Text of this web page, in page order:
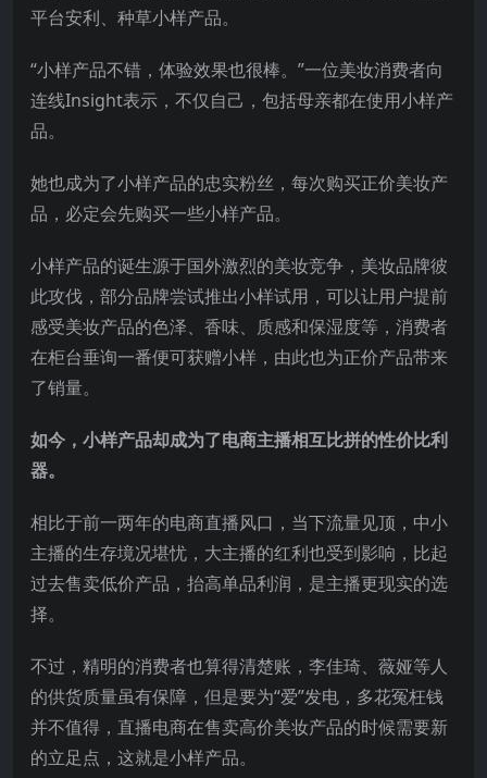
平台安利、种草小样产品。
“小样产品不错，体验效果也很棒。”一位美妆消费者向
连线Insight表示，不仅自己，包括母亲都在使用小样产
品。
她也成为了小样产品的忠实粉丝，每次购买正价美妆产
品，必定会先购买一些小样产品。
小样产品的诞生源于国外激烈的美妆竞争，美妆品牌彼
此攻伐，部分品牌尝试推出小样试用，可以让用户提前
感受美妆产品的色泽、香味、质感和保湿度等，消费者
在柜台垂询一番便可获赠小样，由此也为正价产品带来
了销量。
如今，小样产品却成为了电商主播相互比拼的性价比利
器。
相比于前一两年的电商直播风口，当下流量见顶，中小
主播的生存境况堪忧，大主播的红利也受到影响，比起
过去售卖低价产品，抬高单品利润，是主播更现实的选
择。
不过，精明的消费者也算得清楚账，李佳琦、薇娅等人
的供货质量虽有保障，但是要为“爱”发电，多花冤枉钱
并不值得，直播电商在售卖高价美妆产品的时候需要新
的立足点，这就是小样产品。